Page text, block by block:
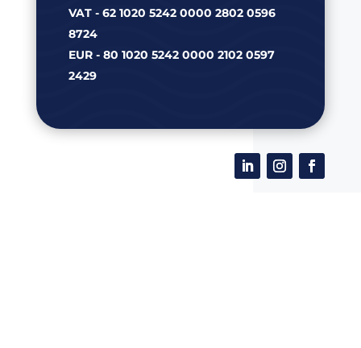
VAT - 62 1020 5242 0000 2802 0596
8724
EUR - 80 1020 5242 0000 2102 0597
2429